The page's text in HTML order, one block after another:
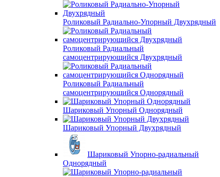
Роликовый Радиально-Упорный Двухрядный
Роликовый Радиальный
самоцентрирующийся Двухрядный
Роликовый Радиальный
самоцентрирующийся Однорядный
Шариковый Упорный Однорядный
Шариковый Упорный Двухрядный
Шариковый Упорно-радиальный
Однорядный